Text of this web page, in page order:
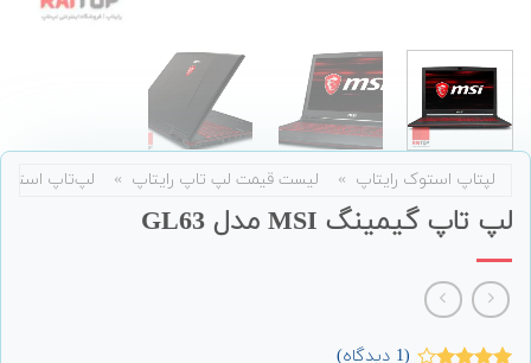
لپتاپ استوک رایتاپ » لیست قیمت لپ تاپ رایتاپ » لپ‌تاپ
لپ تاپ گیمینگ MSI مدل GL63
(
1 دیدگاه)